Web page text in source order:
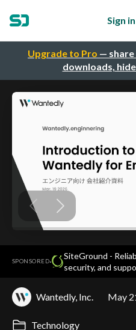
Upgrade to Pro —
downloads,
Sign in
SPONSORED·
SiteGround -
security, and
Wantedly, Inc. May
Technology